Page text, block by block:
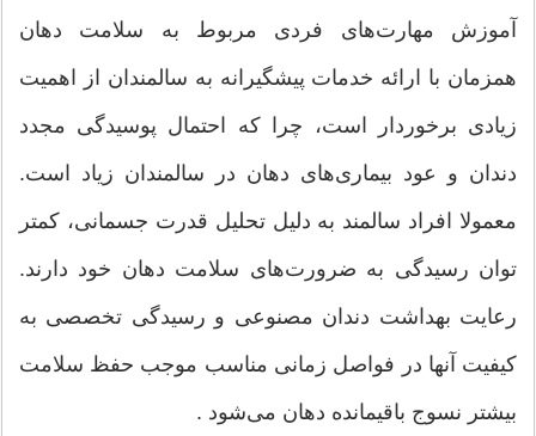
آموزش مهارت‌های فردی مربوط به سلامت دهان
همزمان با ارائه خدمات پیشگیرانه به سالمندان از اهمیت
زیادی برخوردار است، ‌چرا که احتمال پوسیدگی مجدد
دندان و عود بیماری‌های دهان در سالمندان زیاد است.
معمولا افراد سالمند به دلیل تحلیل قدرت جسمانی، کمتر
توان رسیدگی به ضرورت‌های سلامت دهان خود دارند.
رعایت بهداشت دندان مصنوعی و رسیدگی تخصصی به
کیفیت آنها در فواصل زمانی مناسب موجب حفظ سلامت
بیشتر نسوج باقیمانده دهان می‌شود .